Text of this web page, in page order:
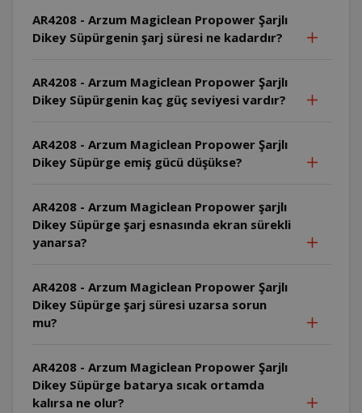
AR4208 - Arzum Magiclean Propower Şarjlı
Dikey Süpürgenin şarj süresi ne kadardır?
AR4208 - Arzum Magiclean Propower Şarjlı
Dikey Süpürgenin kaç güç seviyesi vardır?
AR4208 - Arzum Magiclean Propower Şarjlı
Dikey Süpürge emiş gücü düşükse?
AR4208 - Arzum Magiclean Propower şarjlı
Dikey Süpürge şarj esnasında ekran sürekli
yanarsa?
AR4208 - Arzum Magiclean Propower Şarjlı
Dikey Süpürge şarj süresi uzarsa sorun
mu?
AR4208 - Arzum Magiclean Propower Şarjlı
Dikey Süpürge batarya sıcak ortamda
kalırsa ne olur?